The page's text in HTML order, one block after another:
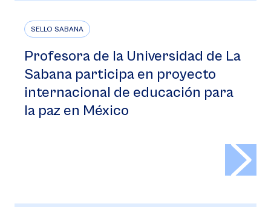
SELLO SABANA
Profesora de la Universidad de La
Sabana participa en proyecto
internacional de educación para
la paz en México